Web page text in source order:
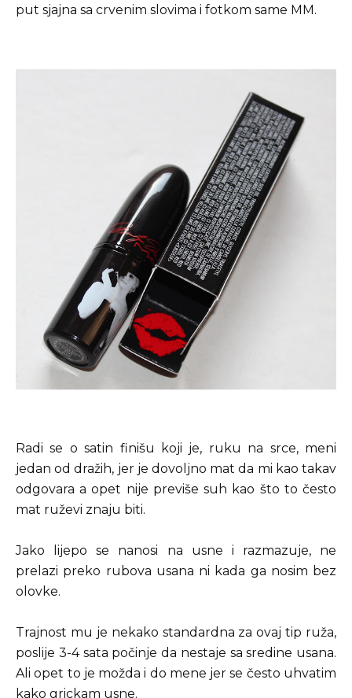
put sjajna sa crvenim slovima i fotkom same MM.
Radi se o satin finišu koji je, ruku na srce, meni
jedan od dražih, jer je dovoljno mat da mi kao takav
odgovara a opet nije previše suh kao što to često
mat ruževi znaju biti.
Jako lijepo se nanosi na usne i razmazuje, ne
prelazi preko rubova usana ni kada ga nosim bez
olovke.
Trajnost mu je nekako standardna za ovaj tip ruža,
poslije 3-4 sata počinje da nestaje sa sredine usana.
Ali opet to je možda i do mene jer se često uhvatim
kako grickam usne.